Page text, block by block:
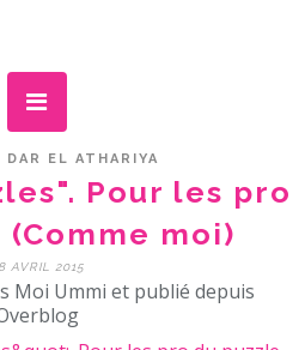
EL ATHARIYA
Pour les pro
moi)
AVRIL 2015
Moi Ummi et publié depuis